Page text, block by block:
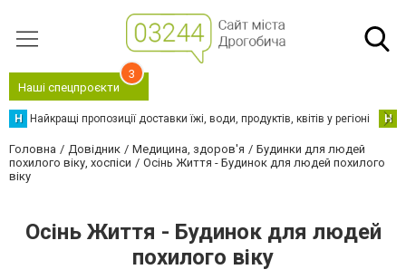
Наші спецпроєкти
3
Н Найкращі пропозиції доставки їжі, води, продуктів, квітів у регіоні Н
Головна Довідник Медицина, здоров'я
Будинки для людей
похилого віку, хоспіси
Осінь Життя - Будинок для людей похилого
віку
Осінь Життя - Будинок для людей
похилого віку